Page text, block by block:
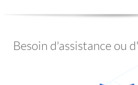
Besoin d'assistance ou